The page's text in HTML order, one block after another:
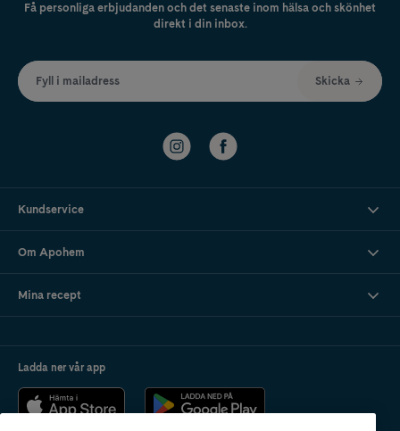
Få personliga erbjudanden och det senaste inom hälsa och skönhet
direkt i din inbox.
Fyll i mailadress Skicka
Kundservice
Om Apohem
Mina recept
Ladda ner vår app